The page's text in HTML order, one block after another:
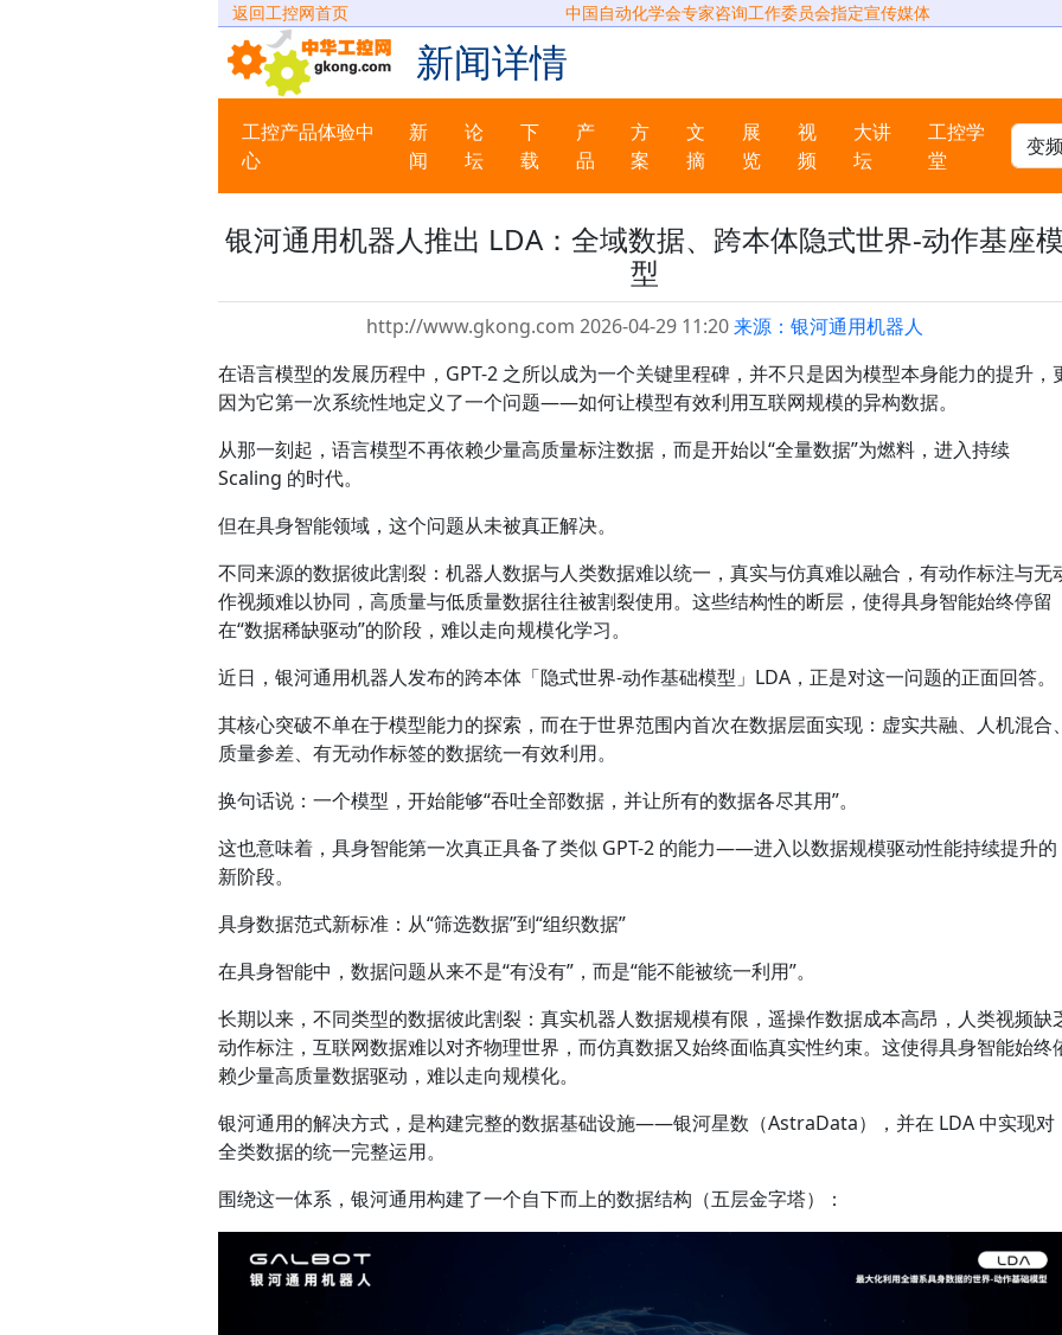
返回工控网首页 中国自动化学会专家咨询工作委员会指定宣传媒体
新闻详情
工控产品体验中
心
新
闻
论
坛
下
载
产
品
方
案
文
摘
展
览
视
频
大讲
坛
工控学
堂
银河通用机器人推出 LDA：全域数据、跨本体隐式世界-动作基座
型
http://www.gkong.com 2026-04-29 11:20来源：银河通用机器人
在语言模型的发展历程中，GPT-2 之所以成为一个关键里程碑，并不只是因为模型本身能力的提升，
因为它第一次系统性地定义了一个问题——如何让模型有效利用互联网规模的异构数据。
从那一刻起，语言模型不再依赖少量高质量标注数据，而是开始以“全量数据”为燃料，进入持续
Scaling 的时代。
但在具身智能领域，这个问题从未被真正解决。
不同来源的数据彼此割裂：机器人数据与人类数据难以统一，真实与仿真难以融合，有动作标注与无
作视频难以协同，高质量与低质量数据往往被割裂使用。这些结构性的断层，使得具身智能始终停留
在“数据稀缺驱动”的阶段，难以走向规模化学习。
近日，银河通用机器人发布的跨本体「隐式世界-动作基础模型」LDA，正是对这一问题的正面回答。
其核心突破不单在于模型能力的探索，而在于世界范围内首次在数据层面实现：虚实共融、人机混合
质量参差、有无动作标签的数据统一有效利用。
换句话说：一个模型，开始能够“吞吐全部数据，并让所有的数据各尽其用”。
这也意味着，具身智能第一次真正具备了类似 GPT-2 的能力——进入以数据规模驱动性能持续提升的
新阶段。
具身数据范式新标准：从“筛选数据”到“组织数据”
在具身智能中，数据问题从来不是“有没有”，而是“能不能被统一利用”。
长期以来，不同类型的数据彼此割裂：真实机器人数据规模有限，遥操作数据成本高昂，人类视频缺
动作标注，互联网数据难以对齐物理世界，而仿真数据又始终面临真实性约束。这使得具身智能始终
赖少量高质量数据驱动，难以走向规模化。
银河通用的解决方式，是构建完整的数据基础设施——银河星数（AstraData），并在 LDA 中实现对
全类数据的统一完整运用。
围绕这一体系，银河通用构建了一个自下而上的数据结构（五层金字塔）：